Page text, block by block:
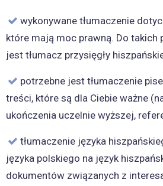
wykonywane tłumaczenie
które mają moc prawną. Do takich
jest tłumacz przysięgły
potrzebne jest tłumaczenie
treści, które są dla Ciebie ważne
ukończenia uczelnie wyższej,
tłumaczenie języka
języka polskiego na język
dokumentów związanych z